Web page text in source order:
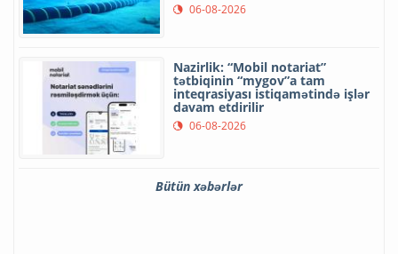
06-08-2026
Nazirlik: “Mobil notariat”
tətbiqinin “mygov”a tam
inteqrasiyası istiqamətində işlər
davam etdirilir
06-08-2026
Bütün xəbərlər